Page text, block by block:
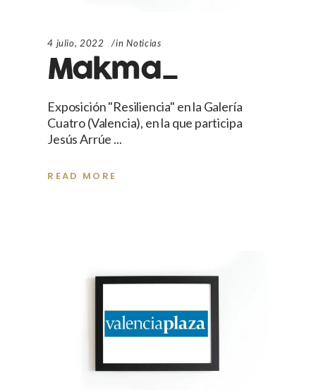
4 julio, 2022 in Noticias
Makma_
Exposición "Resiliencia" en la Galería
Cuatro (Valencia), en la que participa
Jesús Arrúe
READ MORE